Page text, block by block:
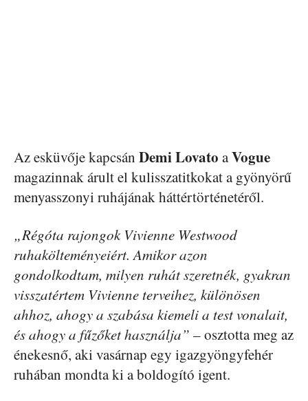
Az esküvője kapcsán Demi Lovato aVogue
magazinnak árult el kulisszatitkokat a gyönyörű
menyasszonyi ruhájának háttértörténetéről.
„Régóta rajongok Vivienne Westwood
ruhakölteményeiért. Amikor azon
gondolkodtam, milyen ruhát szeretnék, gyakran
visszatértem Vivienne terveihez, különösen
ahhoz, ahogy a szabása kiemeli a test vonalait,
és ahogy a fűzőket használja” – osztotta meg az
énekesnő, aki vasárnap egy igazgyöngyfehér
ruhában mondta ki a boldogító igent.